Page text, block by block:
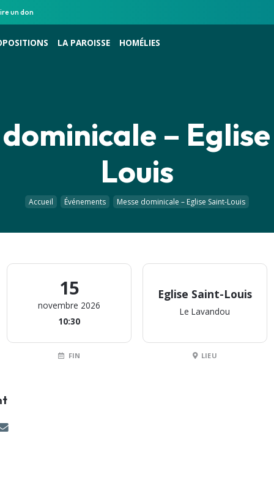
un don
LA PAROISSE HOMÉLIES
dominicale –
Louis
Accueil Événements Messe dominicale – Eglise Saint-Louis
15
novembre 2026
10:30
FIN
Eglise Saint-Louis
Le Lavandou
LIEU